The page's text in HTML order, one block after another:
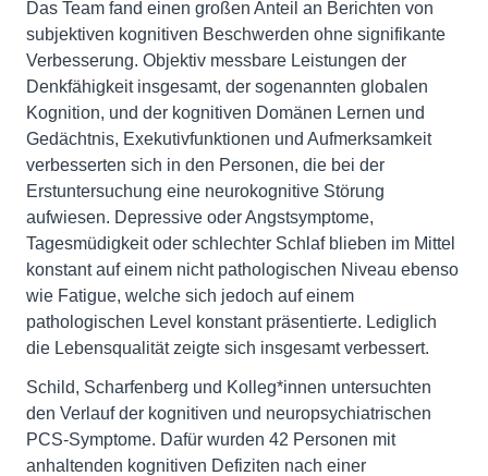
Das Team fand einen großen Anteil an Berichten von
subjektiven kognitiven Beschwerden ohne signifikante
Verbesserung. Objektiv messbare Leistungen der
Denkfähigkeit insgesamt, der sogenannten globalen
Kognition, und der kognitiven Domänen Lernen und
Gedächtnis, Exekutivfunktionen und Aufmerksamkeit
verbesserten sich in den Personen, die bei der
Erstuntersuchung eine neurokognitive Störung
aufwiesen. Depressive oder Angstsymptome,
Tagesmüdigkeit oder schlechter Schlaf blieben im Mittel
konstant auf einem nicht pathologischen Niveau ebenso
wie Fatigue, welche sich jedoch auf einem
pathologischen Level konstant präsentierte. Lediglich
die Lebensqualität zeigte sich insgesamt verbessert.
Schild, Scharfenberg und Kolleg*innen untersuchten
den Verlauf der kognitiven und neuropsychiatrischen
PCS-Symptome. Dafür wurden 42 Personen mit
anhaltenden kognitiven Defiziten nach einer